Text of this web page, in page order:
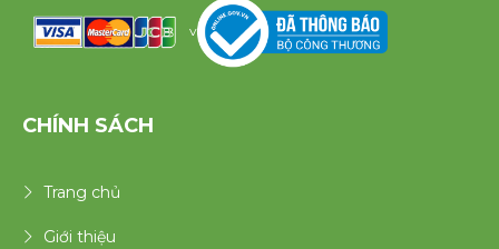
v
CHÍNH SÁCH
Trang chủ
Giới thiệu